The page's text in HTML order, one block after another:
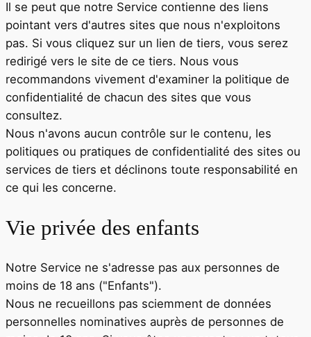
Il se peut que notre Service contienne des liens
pointant vers d'autres sites que nous n'exploitons
pas. Si vous cliquez sur un lien de tiers, vous serez
redirigé vers le site de ce tiers. Nous vous
recommandons vivement d'examiner la politique de
confidentialité de chacun des sites que vous
consultez.
Nous n'avons aucun contrôle sur le contenu, les
politiques ou pratiques de confidentialité des sites ou
services de tiers et déclinons toute responsabilité en
ce qui les concerne.
Vie privée des enfants
Notre Service ne s'adresse pas aux personnes de
moins de 18 ans ("Enfants").
Nous ne recueillons pas sciemment de données
personnelles nominatives auprès de personnes de